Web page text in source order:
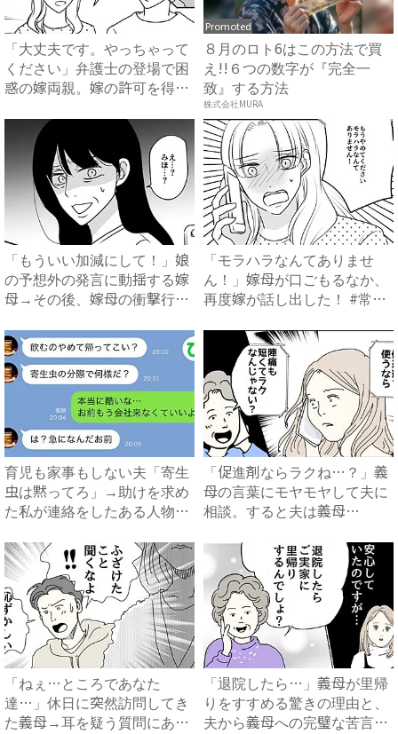
「大丈夫です。やっちゃって
ください」弁護士の登場で困
惑の嫁両親。嫁の許可を得た
Promoted
８月のロト6はこの方法で買
え!!６つの数字が『完全一
致』する方法
株式会社MURA
「もういい加減にして！」娘
の予想外の発言に動揺する嫁
母→その後、嫁母の衝撃行動
「モラハラなんてありませ
ん！」嫁母が口ごもるなか、
再度嫁が話し出した！ #常識
育児も家事もしない夫「寄生
虫は黙ってろ」→助けを求め
た私が連絡をしたある人物と
「促進剤ならラクね…？」義
母の言葉にモヤモヤして夫に
相談。すると夫は義母
「ねぇ…ところであなた
達…」休日に突然訪問してき
た義母→耳を疑う質問にあ
「退院したら…」義母が里帰
りをすすめる驚きの理由と、
夫から義母への完璧な苦言